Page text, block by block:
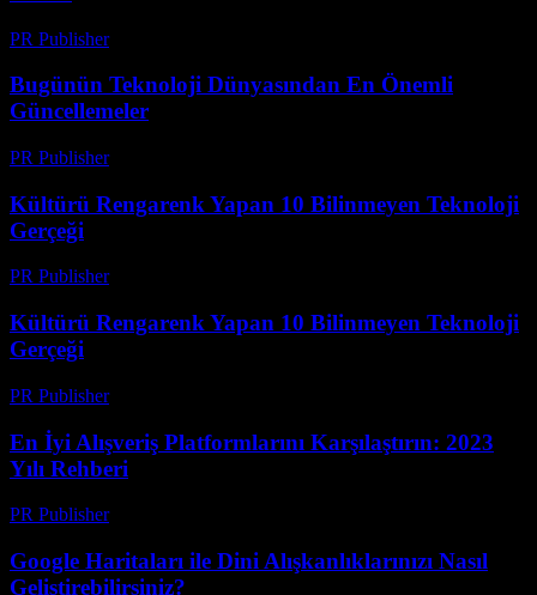
PR Publisher-
Bugünün Teknoloji Dünyasından En Önemli
Güncellemeler
PR Publisher-
Kültürü Rengarenk Yapan 10 Bilinmeyen Teknoloji
Gerçeği
PR Publisher-
Kültürü Rengarenk Yapan 10 Bilinmeyen Teknoloji
Gerçeği
PR Publisher-
En İyi Alışveriş Platformlarını Karşılaştırın: 2023
Yılı Rehberi
PR Publisher-
Google Haritaları ile Dini Alışkanlıklarınızı Nasıl
Geliştirebilirsiniz?